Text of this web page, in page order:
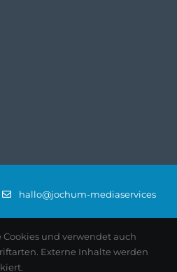
hallo@jochum-mediaservices
Cookies und verwendet auch
Externe Inhalte werden